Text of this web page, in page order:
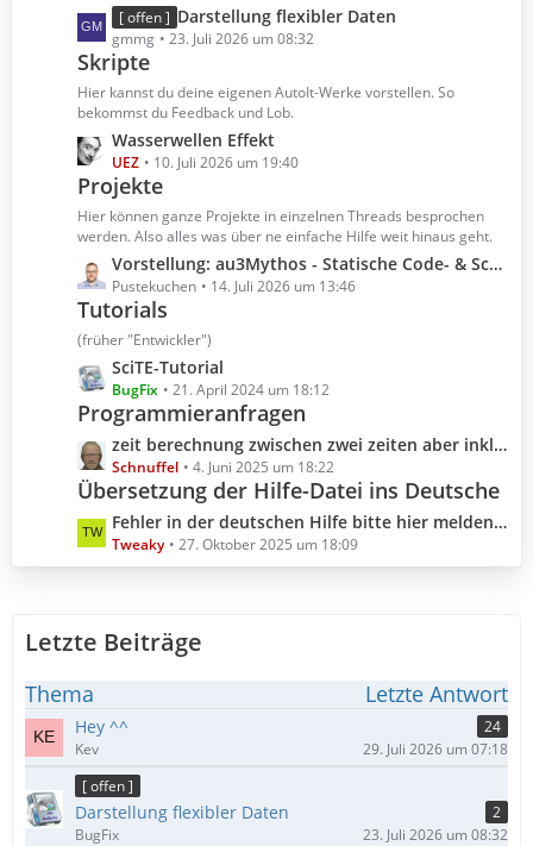
ä
g
e
L
e
t
z
t
e
B
e
i
t
ä
g
e
[ offen ] Darstellung flexibler Daten
gmmg 23. Juli 2026 um 08:32
Skripte
Hier kannst du deine eigenen AutoIt-Werke vorstellen. So
bekommst du Feedback und Lob.
L
e
t
z
t
B
e
i
t
r
ä
g
e
Wasserwellen Effekt
UEZ 10. Juli 2026 um 19:40
Projekte
Hier können ganze Projekte in einzelnen Threads besprochen
werden. Also alles was über ne einfache Hilfe weit hinaus geht.
e
t
z
e
B
i
t
r
ä
g
e
Vorstellung: au3Mythos - Statische Code- & Scoping-Analyse für AutoIt 3
Pustekuchen 14. Juli 2026 um 13:46
Tutorials
(früher "Entwickler")
L
e
t
z
t
e
e
g
SciTE-Tutorial
BugFix 21. April 2024 um 18:12
Programmieranfragen
L
e
t
z
e
i
t
ä
g
e
zeit berechnung zwischen zwei zeiten aber inklusive millisekunden
Schnuffel 4. Juni 2025 um 18:22
Übersetzung der Hilfe-Datei ins Deutsche
L
e
t
e
e
t
r
ä
g
e
Fehler in der deutschen Hilfe bitte hier melden (Hilfedatei 3.3.18.0 2025.10.04)
Tweaky 27. Oktober 2025 um 18:09
Letzte Beiträge
Thema Letzte Antwort
Hey ^^
24
Kev
29. Juli 2026 um 07:18
[ offen ]
Darstellung flexibler Daten
2
BugFix
23. Juli 2026 um 08:32